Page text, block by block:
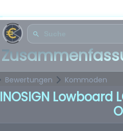
Bewertungen Kommoden
INOSIGN Lowboard